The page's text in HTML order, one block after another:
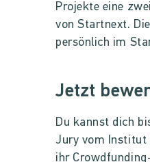
Projekte eine
von Startnext.
persönlich im
Jetzt
Du kannst dich
Jury vom Institut
ihr